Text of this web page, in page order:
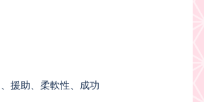
援助 柔軟性 成功